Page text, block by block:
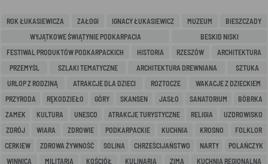
ROK ŁUKASIEWICZA ZAŁOGI IGNACY ŁUKASIEWICZ MUZEUM
BIESZCZADY
WYJĄTKOWE ŚWIĄTYNIE PODKARPACIA
BESKID NISKI
FESTIWAL PRODUKTÓW PODKARPACKICH
HISTORIA RZESZÓW
ARCHITEKTURA
PRZEMYŚL
SZLAKI TEMATYCZNE ARCHITEKTURA DREWNIANA
SZTUKA
URLOP Z RODZINĄ
ATRAKCJE DLA DZIECI ROZTOCZE
WAKACJE Z DZIECKIEM
PRZYRODA
RĘKODZIEŁO GÓRY SKANSEN JASŁO SANATORIUM
BÓBRKA
ZAMEK
KULTURA UNESCO ATRAKCJE TURYSTYCZNE RELIGIA
UZDROWISKO
ZDRÓJ
WIARA ZDROWIE PODKARPACKIE KUCHNIA KROSNO
FOLKLOR
CERKIEW
ZDROWA ŻYWNOŚĆ SOLINA CHRZEŚCIJAŃSTWO NARTY
POLAŃCZYK
WINNICA
MILITARIA KOŚCIÓŁ KULINARIA ZIMA
KUCHNIA REGIONALNA